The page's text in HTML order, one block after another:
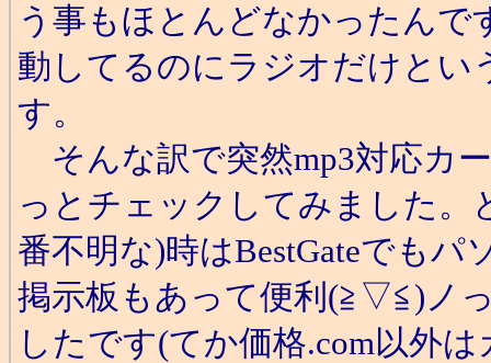
う事もほとんどなかったんで
動してるのにラジオだけとい
す。
そんな訳で突然mp3対応カ
っとチェックしてみました
番不明な)時はBestGateでもパ
掲示板もあって便利(≧▽≦)ノ
したです(てか価格.com以外